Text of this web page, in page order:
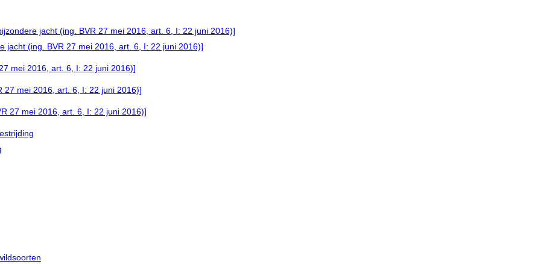
jacht (ing. BVR 27 mei 2016, art. 6, I: 22 juni 2016)]
jacht (ing. BVR 27 mei 2016, art. 6, I: 22 juni 2016)]
mei 2016, art. 6, I: 22 juni 2016)]
27 mei 2016, art. 6, I: 22 juni 2016)]
27 mei 2016, art. 6, I: 22 juni 2016)]